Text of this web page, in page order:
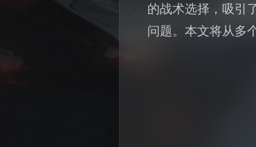
的战术选择，吸引
问题。本文将从多